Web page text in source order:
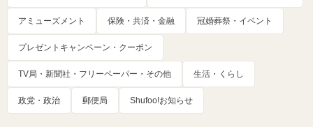
アミューズメント 保険・共済・金融 冠婚葬祭・イベント
プレゼントキャンペーン・クーポン
TV局・新聞社・フリーペーパー・その他 生活・くらし
政党・政治 郵便局 Shufoo!お知らせ